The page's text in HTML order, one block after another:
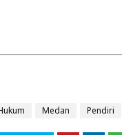
Medan Pendiri